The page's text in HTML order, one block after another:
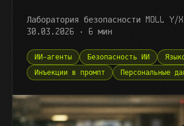
Лаборатория безопасности MOLL Y/X
30.03.2026 · 6 мин
ИИ-агенты Безопасность ИИ
Инъекции в промпт
Персональные